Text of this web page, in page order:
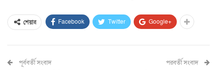
শেয়ার Facebook Twitter Google+
পূর্ববর্তী সংবাদ পরবর্তী সংবাদ